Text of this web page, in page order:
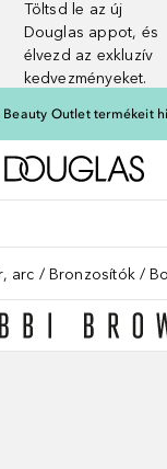
Töltsd le az új
Douglas appot, és
élvezd az exkluzív
kedvezményeket.
Beauty Outlet termékeit
A
arc Bronzosítók